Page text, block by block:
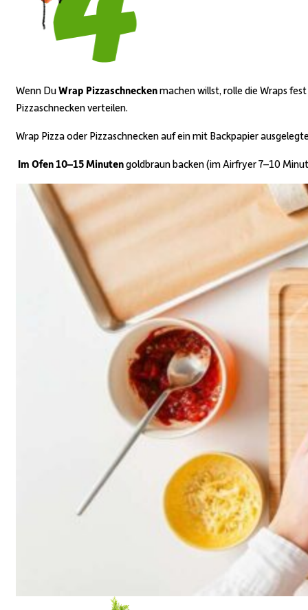
Wenn DuWrap Pizzaschneckenmachen willst, rolle dieWraps
Pizzaschnecken verteilen.
Wrap Pizza oder Pizzaschnecken auf ein mit Backpapier
Im Ofen 10–15 Minutengoldbraun backen (im Airfryer7–10